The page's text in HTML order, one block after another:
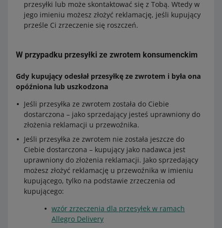
przesyłki lub może skontaktować się z Tobą. Wtedy w
jego imieniu możesz złożyć reklamację, jeśli kupujący
prześle Ci zrzeczenie się roszczeń.
W przypadku przesyłki ze zwrotem konsumenckim
Gdy kupujący odesłał przesyłkę ze zwrotem i była ona
opóźniona lub uszkodzona
Jeśli przesyłka ze zwrotem została do Ciebie
dostarczona – jako sprzedający jesteś uprawniony do
złożenia reklamacji u przewoźnika.
Jeśli przesyłka ze zwrotem nie została jeszcze do
Ciebie dostarczona – kupujący jako nadawca jest
uprawniony do złożenia reklamacji. Jako sprzedający
możesz złożyć reklamację u przewoźnika w imieniu
kupującego, tylko na podstawie zrzeczenia od
kupującego:
wzór zrzeczenia dla przesyłek w ramach
Allegro Delivery